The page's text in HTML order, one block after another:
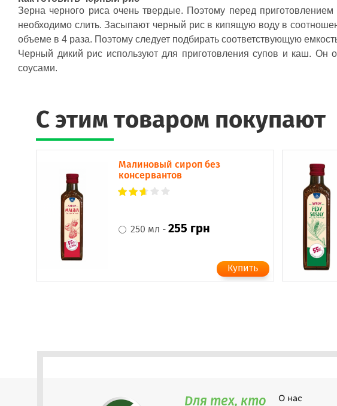
Зерна черного риса очень твердые. Поэтому перед
необходимо слить. Засыпают черный рис в кипящую воду в
объеме в 4 раза. Поэтому следует подбирать соответствующую
Черный дикий рис используют для приготовления супов и каш. Он
соусами.
C этим товаром покупают
Малиновый сироп без
консервантов
250 мл -255 грн
Для тех, кто О нас